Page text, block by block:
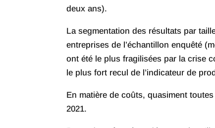
deux ans).
La segmentation des résultats par
entreprises de l’échantillon enquêté
ont été le plus fragilisées par la crise
le plus fort recul de l’indicateur de
En matière de coûts, quasiment
2021.